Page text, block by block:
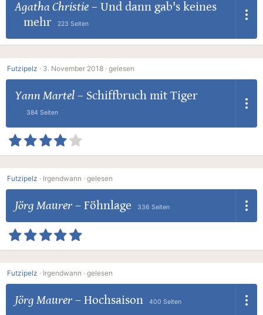
Agatha Christie– Und dann gab's keines
mehr
223 Seiten
Futzipelz · 3. November 2018 · gelesen
Yann Martel– Schiffbruch mit Tiger
384 Seiten
Futzipelz · Irgendwann · gelesen
Jörg Maurer– Föhnlage 336 Seiten
Futzipelz · Irgendwann · gelesen
Jörg Maurer– Hochsaison 400 Seiten